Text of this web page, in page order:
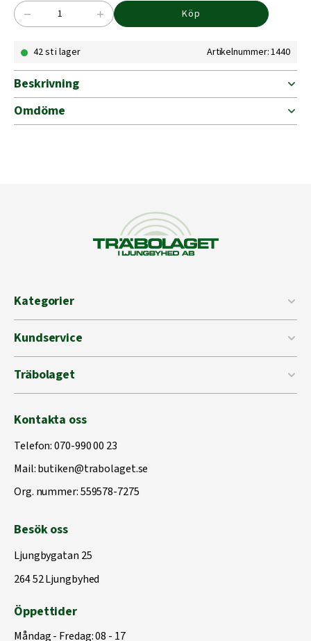
Linströ
25
mängd
− + Köp
42 st i lager Artikelnummer: 1440
Beskrivning
Omdöme
Kategorier
Kundservice
Träbolaget
Kontakta oss
Telefon:070-990 00 23
Mail:butiken@trabolaget.se
Org. nummer: 559578-7275
Besök oss
Ljungbygatan 25
264 52 Ljungbyhed
Öppettider
Måndag - Fredag: 08 - 17